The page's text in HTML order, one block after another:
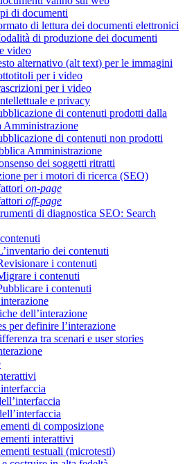
di documenti
di lettura dei documenti elettronici
di produzione dei documenti
video
alternativo (alt text) per le immagini
per i video
per i video
e privacy
di contenuti prodotti dalla
Amministrazione
di contenuti non prodotti
Amministrazione
dei soggetti ritratti
per i motori di ricerca (SEO)
on-page
off-page
di diagnostica SEO: Search
dei contenuti
i contenuti
i contenuti
i contenuti
dell’interazione
per definire l’interazione
tra scenari e user stories
di composizione
interattivi
testuali (microtesti)